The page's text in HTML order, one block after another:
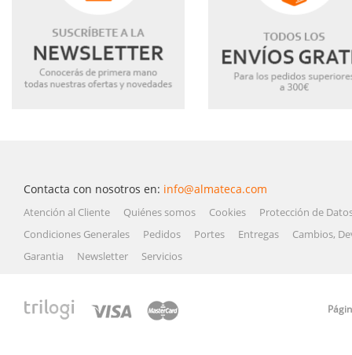
Contacta con nosotros en: info@almateca.com
Atención al Cliente Quiénes somos Cookies
Protección de
Condiciones Generales
Pedidos Portes Entregas
Cambios,
Garantia
Newsletter Servicios